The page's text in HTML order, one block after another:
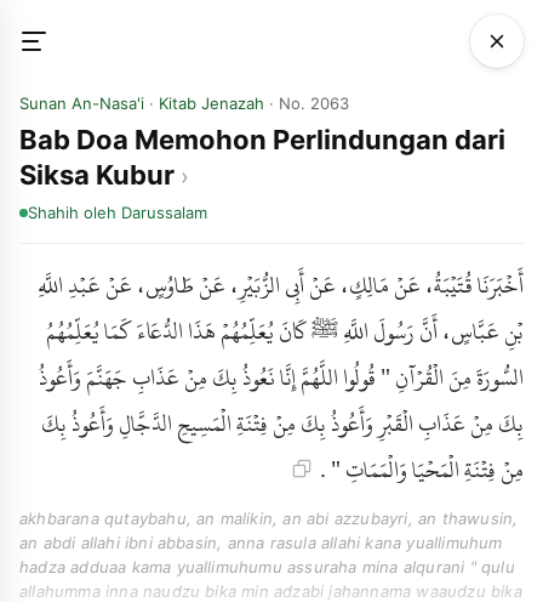
Sunan An-Nasa'i · Kitab Jenazah · No. 2063
Bab Doa Memohon Perlindungan dari
Siksa Kubur
Shahih oleh Darussalam
أَخْبَرَنَا قُتَيْبَةُ، عَنْ مَالِكٍ، عَنْ أَبِي الزُّبَيْرِ، عَنْ طَاوُسٍ، عَنْ عَبْدِ اللَّهِ
بْنِ عَبَّاسٍ، أَنَّ رَسُولَ اللَّهِ ﷺ كَانَ يُعَلِّمُهُمْ هَذَا الدُّعَاءَ كَمَا يُعَلِّمُهُمُ
السُّورَةَ مِنَ الْقُرْآنِ " قُولُوا اللَّهُمَّ إِنَّا نَعُوذُ بِكَ مِنْ عَذَابِ جَهَنَّمَ وَأَعُوذُ
بِكَ مِنْ عَذَابِ الْقَبْرِ وَأَعُوذُ بِكَ مِنْ فِتْنَةِ الْمَسِيحِ الدَّجَّالِ وَأَعُوذُ بِكَ
مِنْ فِتْنَةِ الْمَحْيَا وَالْمَمَاتِ " .
akhbarana qutaybahu, an malikin, an abi azzubayri, an thawusin,
an abdi allahi ibni abbasin, anna rasula allahi kana yuallimuhum
hadza adduaa kama yuallimuhumu assuraha mina alqurani " qulu
allahumma inna naudzu bika min adzabi jahannama waaudzu bika